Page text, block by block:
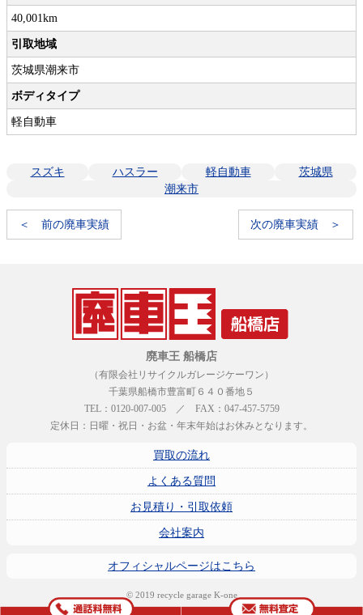
40,001km
引取地域
茨城県潮来市
ボディタイプ
軽自動車
スズキ ハスラー 軽自動車
茨城県
潮来市
＜ 前の廃車実績 次の廃車実績 ＞
廃車王 船橋店
（有限会社リサイクルガレージケーワン）
千葉県船橋市豊富町６４０番地５
TEL：0120-007-005 ／ FAX：047-457-5759
定休日：日曜・祝日・お盆・年末年始はお休みとなります。
買取の流れ
よくある質問
お見積り・引取依頼
会社案内
オフィシャルページはこちら
© 2019 recycle garage K-one